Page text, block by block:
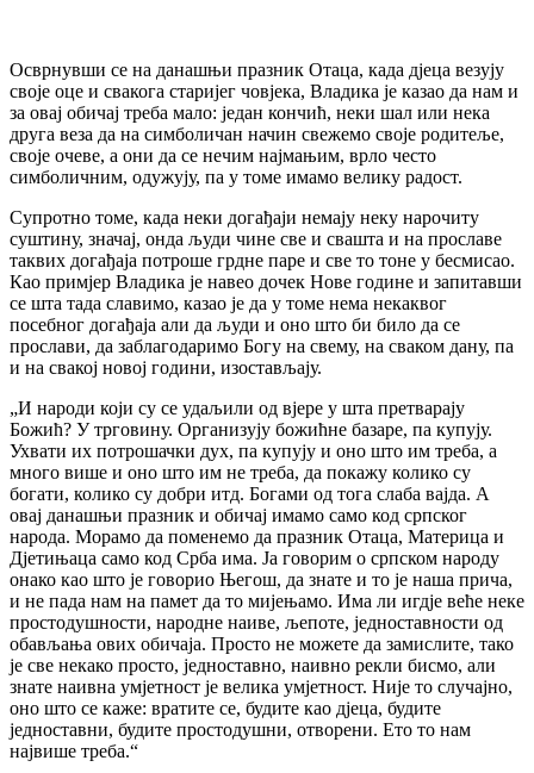
Осврнувши се на данашњи празник Отаца, када дјеца везују
своје оце и свакога старијег човјека, Владика је казао да нам и
за овај обичај треба мало: један кончић, неки шал или нека
друга веза да на симболичан начин свежемо своје родитеље,
своје очеве, а они да се нечим најмањим, врло често
симболичним, одужују, па у томе имамо велику радост.
Супротно томе, када неки догађаји немају неку нарочиту
суштину, значај, онда људи чине све и свашта и на прославе
таквих догађаја потроше грдне паре и све то тоне у бесмисао.
Као примјер Владика је навео дочек Нове године и запитавши
се шта тада славимо, казао је да у томе нема некаквог
посебног догађаја али да људи и оно што би било да се
прослави, да заблагодаримо Богу на свему, на сваком дану, па
и на свакој новој години, изостављају.
„И народи који су се удаљили од вјере у шта претварају
Божић? У трговину. Организују божићне базаре, па купују.
Ухвати их потрошачки дух, па купују и оно што им треба, а
много више и оно што им не треба, да покажу колико су
богати, колико су добри итд. Богами од тога слаба вајда. А
овај данашњи празник и обичај имамо само код српског
народа. Морамо да поменемо да празник Отаца, Материца и
Дјетињаца само код Срба има. Ја говорим о српском народу
онако као што је говорио Његош, да знате и то је наша прича,
и не пада нам на памет да то мијењамо. Има ли игдје веће неке
простодушности, народне наиве, љепоте, једноставности од
обављања ових обичаја. Просто не можете да замислите, тако
је све некако просто, једноставно, наивно рекли бисмо, али
знате наивна умјетност је велика умјетност. Није то случајно, ​
оно што се каже: вратите се, будите као дјеца, будите
једноставни, будите простодушни, отворени. Ето то нам
највише треба.“